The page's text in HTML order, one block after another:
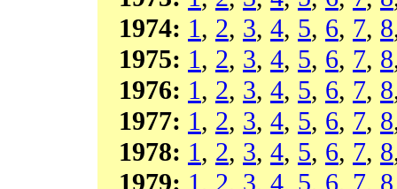
1974: 1, 2, 3, 4, 5, 6, 7, 8
1975: 1, 2, 3, 4, 5, 6, 7, 8
1976: 1, 2, 3, 4, 5, 6, 7, 8
1977: 1, 2, 3, 4, 5, 6, 7, 8
1978: 1, 2, 3, 4, 5, 6, 7, 8
1979: 1, 2, 3, 4, 5, 6, 7, 8